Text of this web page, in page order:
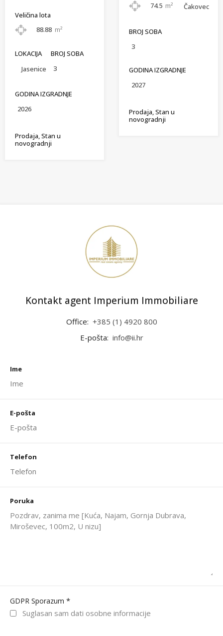
Veličina lota
88.88 m²
LOKACIJA
Jasenice
BROJ SOBA
3
GODINA IZGRADNJE
2026
Prodaja, Stan u
novogradnji
74.5 m²
Čakovec
BROJ SOBA
3
GODINA IZGRADNJE
2027
Prodaja, Stan u
novogradnji
Kontakt agent Imperium Immobiliare
Office: +385 (1) 4920 800
E-pošta: info@ii.hr
Ime
E-pošta
Telefon
Poruka
GDPR Sporazum *
Suglasan sam dati osobne informacije